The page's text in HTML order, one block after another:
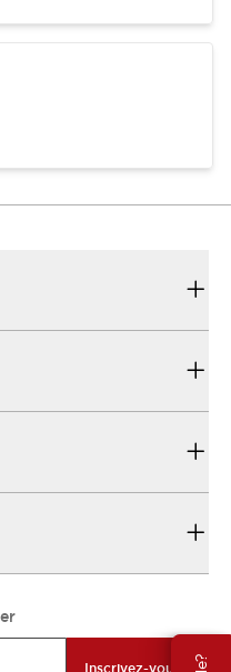
Inscrivez-vous